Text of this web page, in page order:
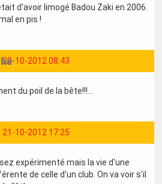
d'avoir limogé Badou Zaki en 2006.
en pis !
20-10-2012 08:43
du poil de la bête!!!...
21-10-2012 17:25
expérimenté mais la vie d'une
de celle d'un club. On va voir s'il